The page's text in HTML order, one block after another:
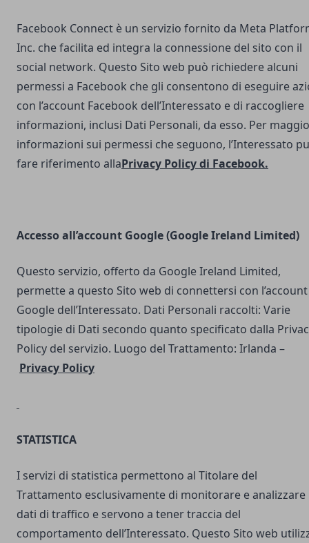
Facebook Connect è un servizio fornito da Meta
Inc. che facilita ed integra la connessione del sito con il
social network. Questo Sito web può richiedere alcuni
permessi a Facebook che gli consentono di eseguire
con l’account Facebook dell’Interessato e di raccogliere
informazioni, inclusi Dati Personali, da esso. Per
informazioni sui permessi che seguono, l’Interessato
fare riferimento allaPrivacy Policy di Facebook.
Accesso all’account Google (Google Ireland Limited)
Questo servizio, offerto da Google Ireland Limited,
permette a questo Sito web di connettersi con l’account
Google dell’Interessato. Dati Personali raccolti: Varie
tipologie di Dati secondo quanto specificato dalla
Policy del servizio. Luogo del Trattamento: Irlanda –
Privacy Policy
STATISTICA
I servizi di statistica permettono al Titolare del
Trattamento esclusivamente di monitorare e analizzare
dati di traffico e servono a tener traccia del
comportamento dell’Interessato. Questo Sito web